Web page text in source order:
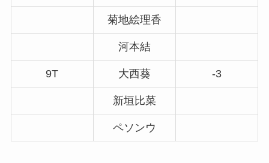
菊地絵理香
河本結
9T 大西葵 -3
新垣比菜
ペソンウ